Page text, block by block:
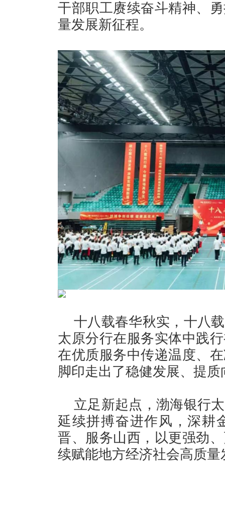
干部职工赓续奋斗精神、
量发展新征程。
十八载春华秋实，十八
太原分行在服务实体中践
在优质服务中传递温度、
脚印走出了稳健发展、提
立足新起点，渤海银行
延续拼搏奋进作风，深耕
晋、服务山西，以更强劲
续赋能地方经济社会高质量